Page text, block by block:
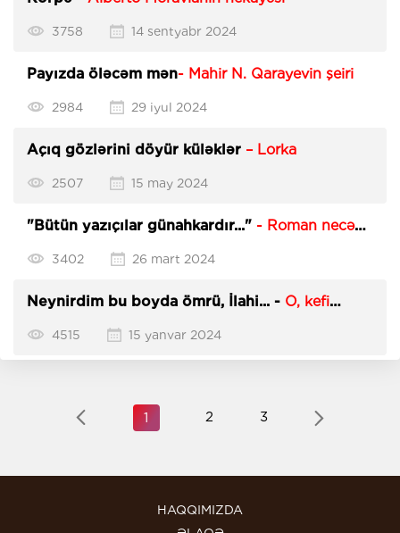
3758 14 sentyabr 2024
Payızda öləcəm mən- Mahir N. Qarayevin şeiri
2984 29 iyul 2024
Açıq gözlərini döyür küləklər – Lorka
2507 15 may 2024
"Bütün yazıçılar günahkardır..." - Roman necə
3402 26 mart 2024
Neynirdim bu boyda ömrü, İlahi... - O, kefi
4515 15 yanvar 2024
1 2 3
HAQQIMIZDA